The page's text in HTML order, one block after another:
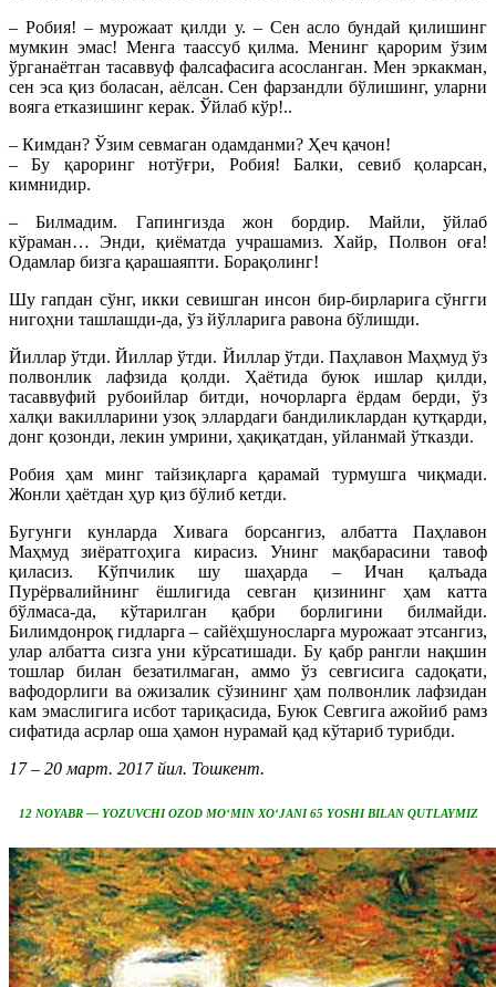
– Робия! – мурожаат қилди у. – Сен асло бундай қилишинг
мумкин эмас! Менга таассуб қилма. Менинг қарорим ўзим
ўрганаётган тасаввуф фалсафасига асосланган. Мен эркакман,
сен эса қиз боласан, аёлсан. Сен фарзандли бўлишинг, уларни
вояга етказишинг керак. Ўйлаб кўр!..
– Кимдан? Ўзим севмаган одамданми? Ҳеч қачон!
– Бу қароринг нотўғри, Робия! Балки, севиб қоларсан,
кимнидир.
– Билмадим. Гапингизда жон бордир. Майли, ўйлаб
кўраман… Энди, қиёматда учрашамиз. Хайр, Полвон оға!
Одамлар бизга қарашаяпти. Борақолинг!
Шу гапдан сўнг, икки севишган инсон бир-бирларига сўнгги
нигоҳни ташлашди-да, ўз йўлларига равона бўлишди.
Йиллар ўтди. Йиллар ўтди. Йиллар ўтди. Паҳлавон Маҳмуд ўз
полвонлик лафзида қолди. Ҳаётида буюк ишлар қилди,
тасаввуфий рубоийлар битди, ночорларга ёрдам берди, ўз
халқи вакилларини узоқ эллардаги бандиликлардан қутқарди,
донг қозонди, лекин умрини, ҳақиқатдан, уйланмай ўтказди.
Робия ҳам минг тайзиқларга қарамай турмушга чиқмади.
Жонли ҳаётдан ҳур қиз бўлиб кетди.
Бугунги кунларда Хивага борсангиз, албатта Паҳлавон
Маҳмуд зиёратгоҳига кирасиз. Унинг мақбарасини тавоф
қиласиз. Кўпчилик шу шаҳарда – Ичан қалъада
Пурёрвалийнинг ёшлигида севган қизининг ҳам катта
бўлмаса-да, кўтарилган қабри борлигини билмайди.
Билимдонроқ гидларга – сайёҳшуносларга мурожаат этсангиз,
улар албатта сизга уни кўрсатишади. Бу қабр рангли нақшин
тошлар билан безатилмаган, аммо ўз севгисига садоқати,
вафодорлиги ва ожизалик сўзининг ҳам полвонлик лафзидан
кам эмаслигига исбот тариқасида, Буюк Севгига ажойиб рамз
сифатида асрлар оша ҳамон нурамай қад кўтариб турибди.
17 – 20 март. 2017 йил. Тошкент.
12 NOYABR — YOZUVCHI OZOD MO‘MIN XO‘JANI 65 YOSHI BILAN QUTLAYMIZ